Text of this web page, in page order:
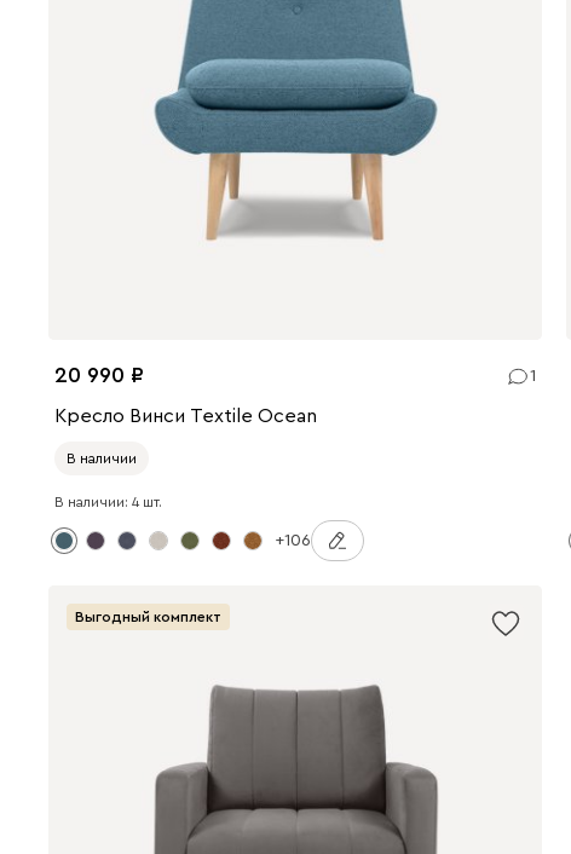
20 990 1
Кресло Винси Textile Ocean
В наличии
В наличии: 4 шт.
+106
Выгодный комплект